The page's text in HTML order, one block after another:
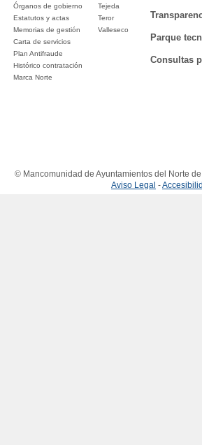
Órganos de gobierno
Estatutos y actas
Memorias de gestión
Carta de servicios
Plan Antifraude
Histórico contratación
Marca Norte
Tejeda
Teror
Valleseco
Parque
Consultas
© Mancomunidad de Ayuntamientos del Norte
Aviso Legal -